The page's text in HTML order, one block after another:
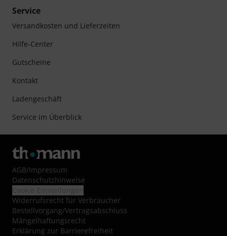
Service
Versandkosten und Lieferzeiten
Hilfe-Center
Gutscheine
Kontakt
Ladengeschäft
Service im Überblick
AGB/Impressum
Datenschutzhinweise
Widerrufsrecht für Verbraucher
Bestellvorgang/Vertragsabschluss
Mängelhaftungsrecht
Erklärung zur Barrierefreiheit